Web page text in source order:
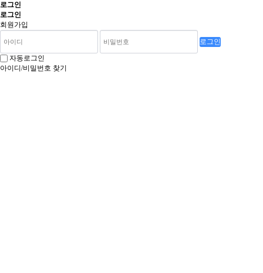
로그인
로그인
회원가입
로그인
자동로그인
아이디/비밀번호 찾기